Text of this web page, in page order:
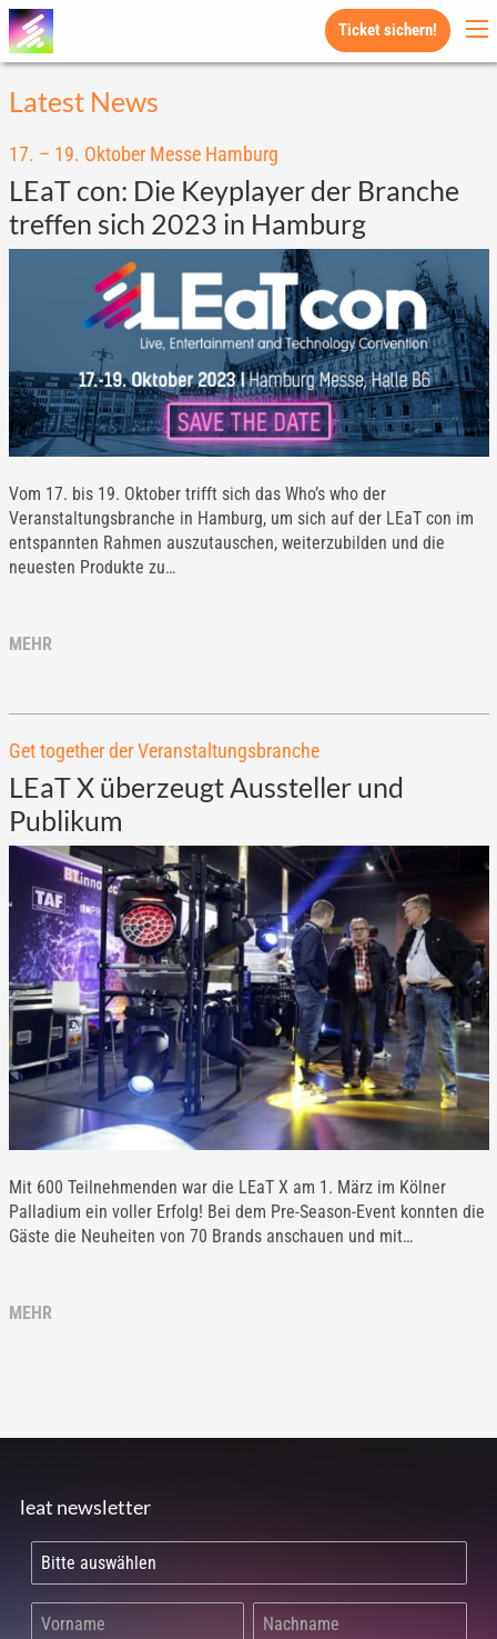
Ticket sichern!
Latest News
17. – 19. Oktober Messe Hamburg
LEaT con: Die Keyplayer der Branche
treffen sich 2023 in Hamburg
Vom 17. bis 19. Oktober trifft sich das Who’s who der
Veranstaltungsbranche in Hamburg, um sich auf der LEaT con im
entspannten Rahmen auszutauschen, weiterzubilden und die
neuesten Produkte zu…
MEHR
Get together der Veranstaltungsbranche
LEaT X überzeugt Aussteller und
Publikum
Mit 600 Teilnehmenden war die LEaT X am 1. März im Kölner
Palladium ein voller Erfolg! Bei dem Pre-Season-Event konnten die
Gäste die Neuheiten von 70 Brands anschauen und mit…
MEHR
leat newsletter